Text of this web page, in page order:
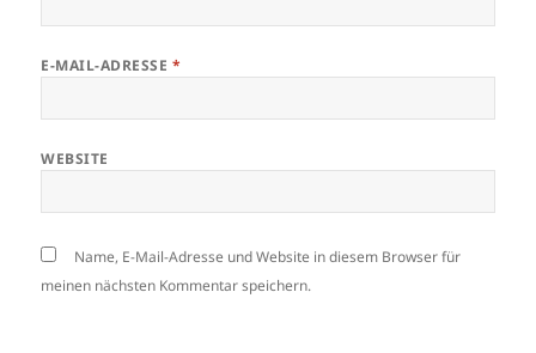
E-MAIL-ADRESSE *
WEBSITE
Name, E-Mail-Adresse und Website in diesem Browser für
meinen nächsten Kommentar speichern.